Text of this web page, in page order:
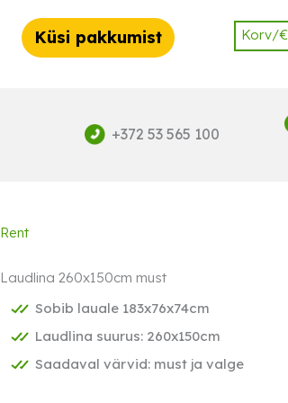
Korv/€
Küsi pakkumist
+372 53 565 100
Rent
Laudlina 260x150cm must
Sobib lauale 183x76x74cm
Laudlina suurus: 260x150cm
Saadaval värvid: must ja valge